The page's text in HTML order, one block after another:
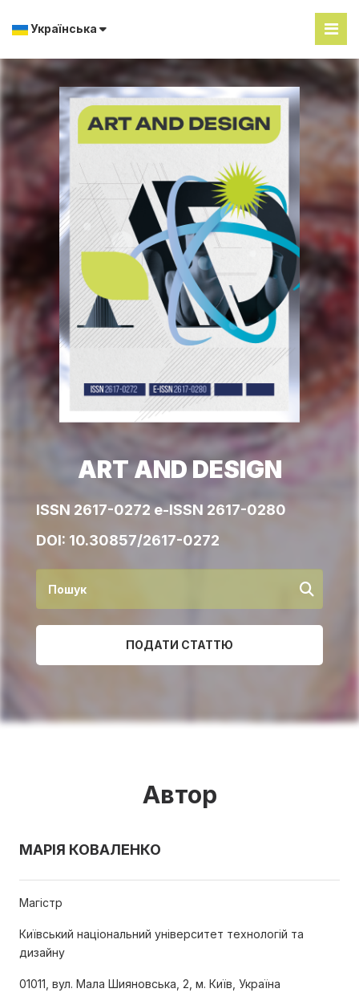
Українська
ART AND DESIGN
ISSN 2617-0272 e-ISSN 2617-0280
DOI: 10.30857/2617-0272
ПОДАТИ СТАТТЮ
Автор
МАРІЯ КОВАЛЕНКО
Магістр
Київський національний університет технологій та
дизайну
01011, вул. Мала Шияновська, 2, м. Київ, Україна